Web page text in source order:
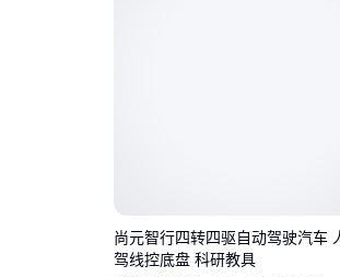
尚元智行四转四驱自动驾驶汽车
驾线控底盘 科研教具